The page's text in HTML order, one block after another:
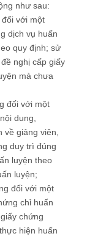
như sau:
với một
dịch vụ huấn
quy định; sử
nghị cấp giấy
mà chưa
đối với một
dung,
giảng viên,
duy trì đúng
luyện theo
luyện;
đối với một
chỉ huấn
chứng
hiện huấn